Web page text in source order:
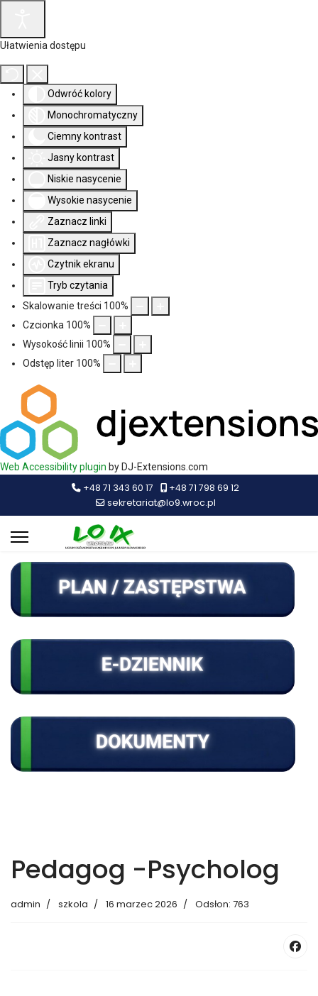
Ułatwienia dostępu
Odwróć kolory
Monochromatyczny
Ciemny kontrast
Jasny kontrast
Niskie nasycenie
Wysokie nasycenie
Zaznacz linki
Zaznacz nagłówki
Czytnik ekranu
Tryb czytania
Skalowanie treści 100%
Czcionka 100%
Wysokość linii 100%
Odstęp liter 100%
Web Accessibility plugin by DJ-Extensions.com
+48 71 343 60 17
+48 71 798 69 12
sekretariat@lo9.wroc.pl
Pedagog -Psycholog
admin szkola 16 marzec 2026 Odsłon: 763